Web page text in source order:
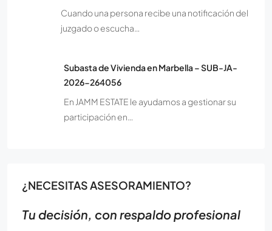
Cuando una persona recibe una notificación del
juzgado o escucha…
Subasta de Vivienda en Marbella – SUB-JA-
2026-264056
En JAMM ESTATE le ayudamos a gestionar su
participación en…
¿NECESITAS ASESORAMIENTO?
Tu decisión, con respaldo profesional